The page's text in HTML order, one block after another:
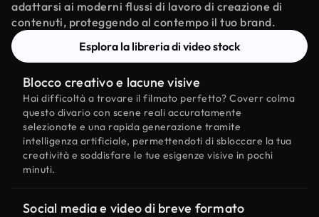
adattarsi ai moderni flussi di lavoro di creazione di
contenuti, proteggendo al contempo il tuo brand.
Esplora la libreria di video stock
Blocco creativo e lacune visive
Hai difficoltà a trovare il filmato perfetto? Coverr colma
questo divario con scene reali accuratamente
selezionate e una rapida generazione tramite
intelligenza artificiale, permettendoti di sbloccare la tua
creatività e soddisfare le tue esigenze visive in pochi
minuti.
Social media e video di breve formato